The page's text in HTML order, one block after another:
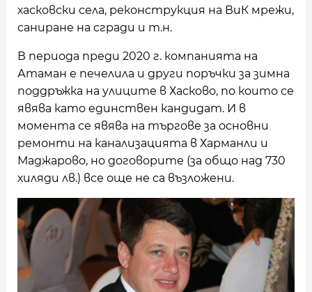
хасковски села, реконструкция на ВиК мрежи,
саниране на сгради и т.н.
В периода преди 2020 г. компанията на
Атаман е печелила и други поръчки за зимна
поддръжка на улиците в Хасково, по които се
явява като единствен кандидат. И в
момента се явява на търгове за основни
ремонти на канализацията в Харманли и
Маджарово, но договорите (за общо над 730
хиляди лв.) все още не са възложени.